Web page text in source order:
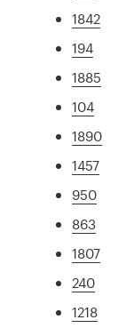
1842
194
1885
104
1890
1457
950
863
1807
240
1218